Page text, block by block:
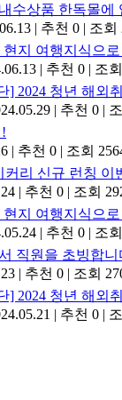
수상품 한독몰에
| 추천 0 | 조회
지 여행지식으
| 추천 0 | 조
] 2024 청년 해외
| 추천 0 |
| 추천 0 | 조회
커리 신규 런칭 이
| 추천 0 | 조회
지 여행지식으
| 추천 0 | 조
직원을 초빙합니
| 추천 0 | 조회
] 2024 청년 해외
| 추천 0 |